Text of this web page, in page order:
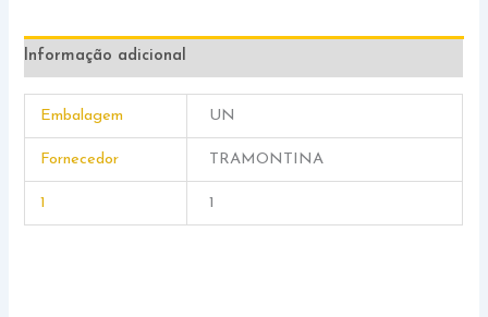
Informação adicional
Embalagem UN
Fornecedor TRAMONTINA
1 1